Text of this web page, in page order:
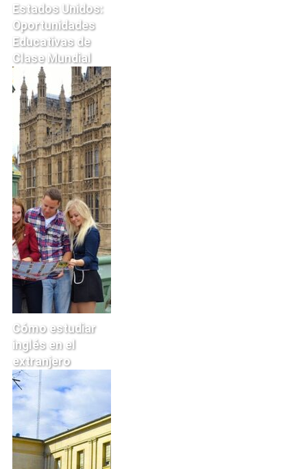
Estados Unidos:
Oportunidades
Educativas de
Clase Mundial
Cómo estudiar
inglés en el
extranjero